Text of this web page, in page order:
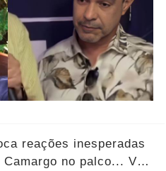
reações inesperadas
no palco... Ver